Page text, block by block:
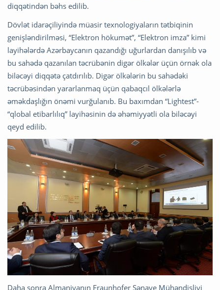
diqqətindən bəhs edilib.
Dövlət idarəçiliyində müasir texnologiyaların tətbiqinin
genişləndirilməsi, “Elektron hökumət”, “Elektron imza” kimi
layihələrdə Azərbaycanın qazandığı uğurlardan danışılıb və
bu sahədə qazanılan təcrübənin digər ölkələr üçün örnək ola
biləcəyi diqqətə çatdırılıb. Digər ölkələrin bu sahədəki
təcrübəsindən yararlanmaq üçün qabaqcıl ölkələrlə
əməkdaşlığın önəmi vurğulanıb. Bu baxımdan “Lightest”-
“qlobal etibarlılıq” layihəsinin də əhəmiyyətli ola biləcəyi
qeyd edilib.
Daha sonra Almaniyanın Fraunhofer Sənaye Mühəndisliyi